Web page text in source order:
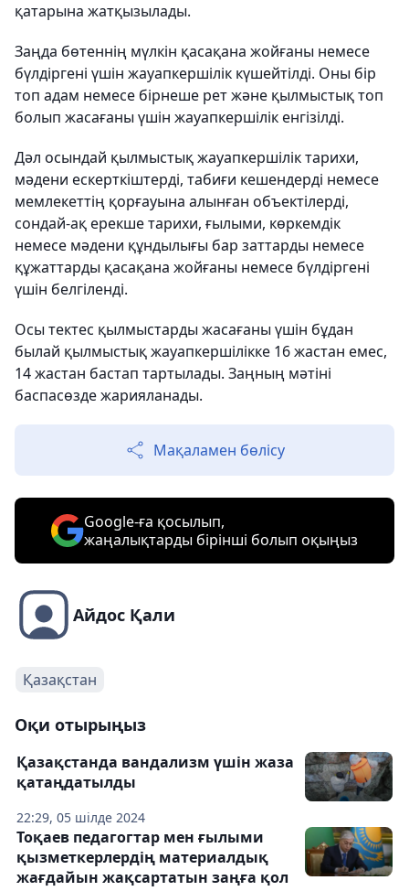
қатарына жатқызылады.
Заңда бөтеннің мүлкін қасақана жойғаны немесе
бүлдіргені үшін жауапкершілік күшейтілді. Оны бір
топ адам немесе бірнеше рет және қылмыстық топ
болып жасағаны үшін жауапкершілік енгізілді.
Дәл осындай қылмыстық жауапкершілік тарихи,
мәдени ескерткіштерді, табиғи кешендерді немесе
мемлекеттің қорғауына алынған объектілерді,
сондай-ақ ерекше тарихи, ғылыми, көркемдік
немесе мәдени құндылығы бар заттарды немесе
құжаттарды қасақана жойғаны немесе бүлдіргені
үшін белгіленді.
Осы тектес қылмыстарды жасағаны үшін бұдан
былай қылмыстық жауапкершілікке 16 жастан емес,
14 жастан бастап тартылады. Заңның мәтіні
баспасөзде жарияланады.
Мақаламен бөлісу
Google-ға қосылып,
жаңалықтарды бірінші болып оқыңыз
Айдос Қали
Қазақстан
Оқи отырыңыз
22:29, 05 шілде 2024
Қазақстанда вандализм үшін жаза
қатаңдатылды
Тоқаев педагогтар мен ғылыми
қызметкерлердің материалдық
жағдайын жақсартатын заңға қол